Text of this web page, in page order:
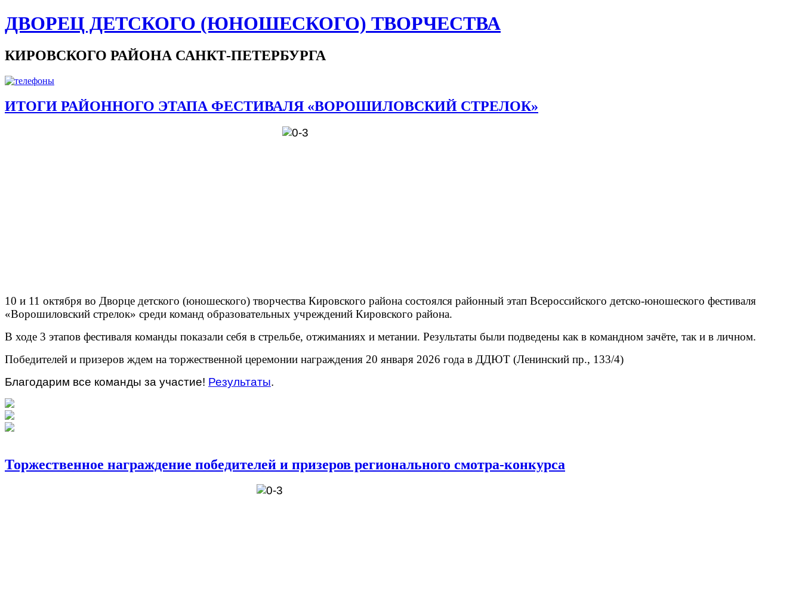
ДВОРЕЦ ДЕТСКОГО (ЮНОШЕСКОГО) ТВОРЧЕСТВА
КИРОВСКОГО РАЙОНА САНКТ-ПЕТЕРБУРГА
ИТОГИ РАЙОННОГО ЭТАПА ФЕСТИВАЛЯ «ВОРОШИЛОВСКИЙ СТРЕЛОК»
10 и 11 октября во Дворце детского (юношеского) творчества Кировского района состоялся районный этап Всероссийского детско-юношеского фестиваля
«Ворошиловский стрелок» среди команд образовательных учреждений Кировского района.
В ходе 3 этапов фестиваля команды показали себя в стрельбе, отжиманиях и метании. Результаты были подведены как в командном зачёте, так и в личном.
Победителей и призеров ждем на торжественной церемонии награждения 20 января 2026 года в ДДЮТ (Ленинский пр., 133/4)
Благодарим все команды за участие! Результаты.
Торжественное награждение победителей и призеров регионального смотра‑конкурса